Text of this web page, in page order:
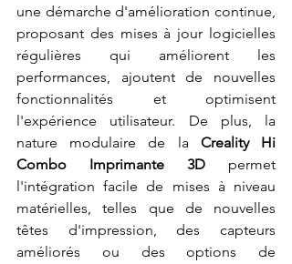
une démarche d'amélioration continue,
proposant des mises à jour logicielles
régulières qui améliorent les
performances, ajoutent de nouvelles
fonctionnalités et optimisent
l'expérience utilisateur. De plus, la
nature modulaire de la Creality Hi
Combo Imprimante 3D permet
l'intégration facile de mises à niveau
matérielles, telles que de nouvelles
têtes d'impression, des capteurs
améliorés ou des options de